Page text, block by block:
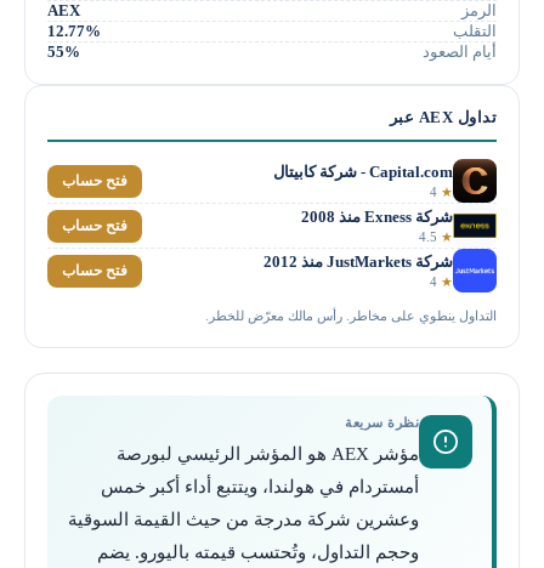
الرمز
AEX
التقلب
12.77%
أيام الصعود
55%
تداول AEX عبر
Capital.com - شركة كابيتال
★
فتح حساب
شركة Exness منذ 2008
★
فتح حساب
شركة JustMarkets منذ 2012
★
فتح حساب
التداول ينطوي على مخاطر. رأس مالك معرّض للخطر.
نظرة سريعة
مؤشر AEX هو المؤشر الرئيسي لبورصة
أمستردام في هولندا، ويتتبع أداء أكبر خمس
وعشرين شركة مدرجة من حيث القيمة السوقية
وحجم التداول، وتُحتسب قيمته باليورو. يضم